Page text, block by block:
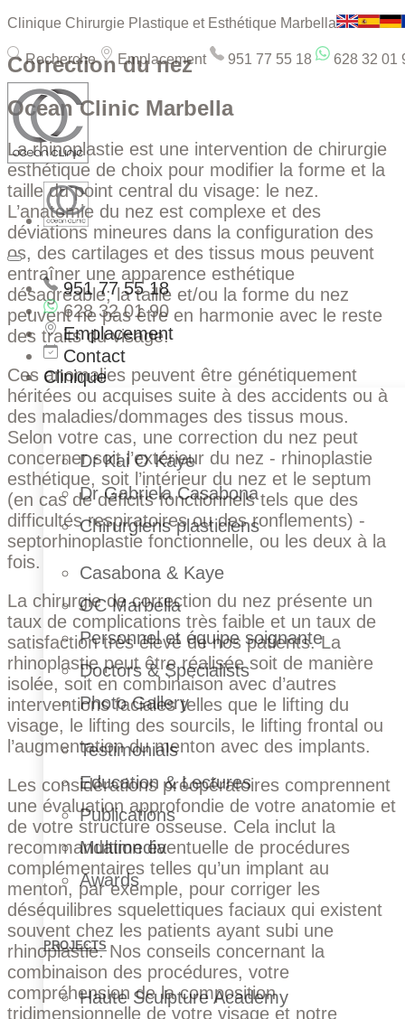
Clinique Chirurgie Plastique et Esthétique Marbella
Recherche Emplacement 951 77 55 18 628 32 01
951 77 55 18
628 32 01 90
Emplacement
Contact
Clinique
Dr Kai O Kaye
Dr Gabriela Casabona
Chirurgiens plasticiens
Casabona & Kaye
OC Marbella
Personnel et équipe soignante
Doctors & Specialists
Photo Gallery
Testimonials
Education & Lectures
Publications
Multimedia
Awards
PROJECTS
Haute Sculpture Academy
Correction du nez
Ocean Clinic Marbella
La rhinoplastie est une intervention de chirurgie
esthétique de choix pour modifier la forme et la
taille du point central du visage: le nez.
L’anatomie du nez est complexe et des
déviations mineures dans la configuration des
os, des cartilages et des tissus mous peuvent
entraîner une apparence esthétique
désagréable; la taille et/ou la forme du nez
peuvent ne pas être en harmonie avec le reste
des traits du visage.
Ces anomalies peuvent être génétiquement
héritées ou acquises suite à des accidents ou à
des maladies/dommages des tissus mous.
Selon votre cas, une correction du nez peut
concerner soit l’extérieur du nez - rhinoplastie
esthétique, soit l’intérieur du nez et le septum
(en cas de déficits fonctionnels tels que des
difficultés respiratoires ou des ronflements) -
septorhinoplastie fonctionnelle, ou les deux à la
fois.
La chirurgie de correction du nez présente un
taux de complications très faible et un taux de
satisfaction très élevé de nos patients. La
rhinoplastie peut être réalisée soit de manière
isolée, soit en combinaison avec d’autres
interventions faciales telles que le lifting du
visage, le lifting des sourcils, le lifting frontal ou
l’augmentation du menton avec des implants.
Les considérations préopératoires comprennent
une évaluation approfondie de votre anatomie et
de votre structure osseuse. Cela inclut la
recommandation éventuelle de procédures
complémentaires telles qu’un implant au
menton, par exemple, pour corriger les
déséquilibres squelettiques faciaux qui existent
souvent chez les patients ayant subi une
rhinoplastie. Nos conseils concernant la
combinaison des procédures, votre
compréhension de la composition
tridimensionnelle de votre visage et notre
Avant et Après
Correction du nez
Rhinoplastie
Galerie de photos
Avant et Après
Correction du nez
Rhinoplastie
Galerie de photos
Avant et Après
Correction du nez
Rhinoplastie
Galerie de photos
Avant et Après
Correction du nez
Rhinoplastie
Galerie de photos
Avant et Après
Correction du nez
Rhinoplastie
Galerie de photos
Avant et Après
Correction du nez
Rhinoplastie
Galerie de photos